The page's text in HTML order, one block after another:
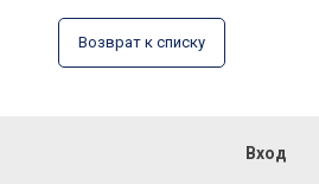
Возврат к списку
Вход